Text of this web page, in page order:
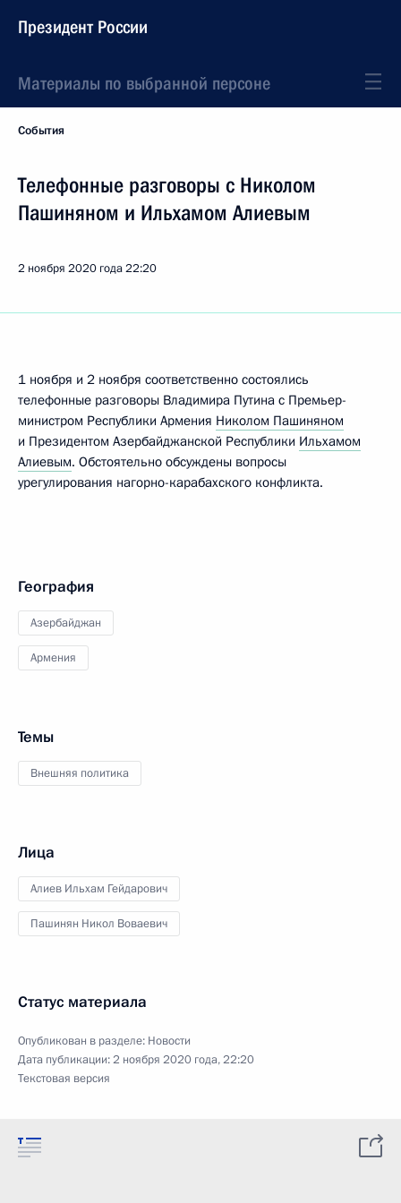
Президент России
Материалы по выбранной персоне
События
Телефонные разговоры с Николом
Пашиняном и Ильхамом Алиевым
2 ноября 2020 года22:20
1 ноября и 2 ноября соответственно состоялись
телефонные разговоры Владимира Путина с Премьер-
министром Республики Армения Николом Пашиняном
и Президентом Азербайджанской Республики Ильхамом
Алиевым. Обстоятельно обсуждены вопросы
урегулирования нагорно-карабахского конфликта.
География
Азербайджан
Армения
Темы
Внешняя политика
Лица
Алиев Ильхам Гейдарович
Пашинян Никол Воваевич
Статус материала
Опубликован в разделе: Новости
Дата публикации:2 ноября 2020 года, 22:20
Текстовая версия